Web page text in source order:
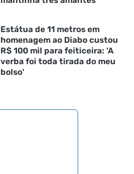
Estátua de 11 metros em
homenagem ao Diabo custou
R$ 100 mil para feiticeira: 'A
verba foi toda tirada do meu
bolso'